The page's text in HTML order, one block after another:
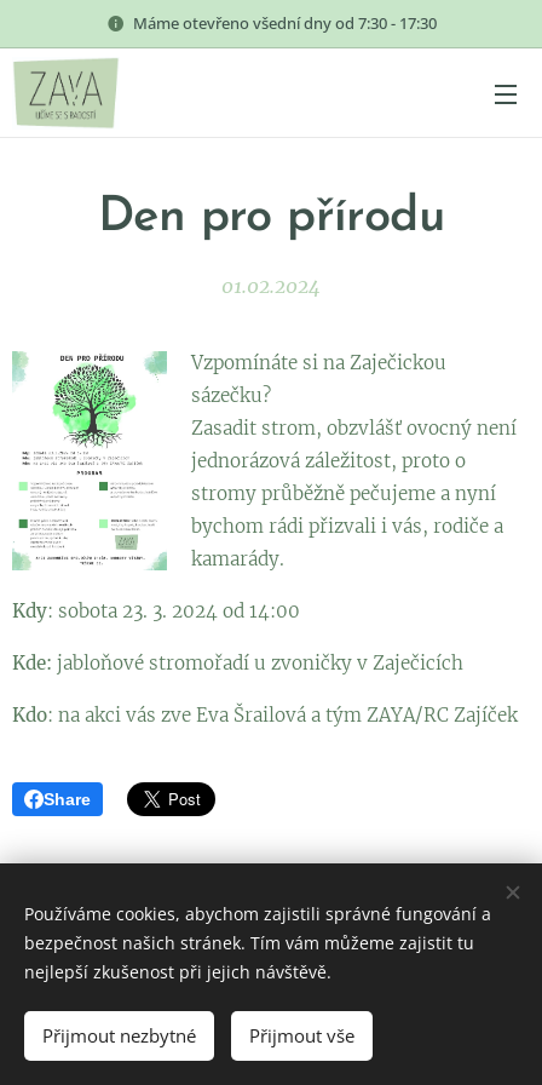
Máme otevřeno všední dny od 7:30 - 17:30
Den pro přírodu
01.02.2024
Vzpomínáte si na Zaječickou
sázečku?
Zasadit strom, obzvlášť ovocný není
jednorázová záležitost, proto o
stromy průběžně pečujeme a nyní
bychom rádi přizvali i vás, rodiče a
kamarády.
Kdy: sobota 23. 3. 2024 od 14:00
Kde: jabloňové stromořadí u zvoničky v Zaječicích
Kdo: na akci vás zve Eva Šrailová a tým ZAYA/RC Zajíček
Share
KOMUNITNÍ ŠKOLA ZAYA a DS ZAJÍČEK
Cookies
Používáme cookies, abychom zajistili správné fungování a
bezpečnost našich stránek. Tím vám můžeme zajistit tu
nejlepší zkušenost při jejich návštěvě.
Přijmout nezbytné Přijmout vše